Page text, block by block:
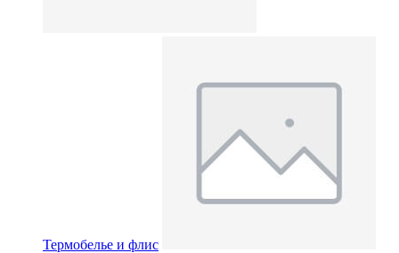
Термобелье и флис